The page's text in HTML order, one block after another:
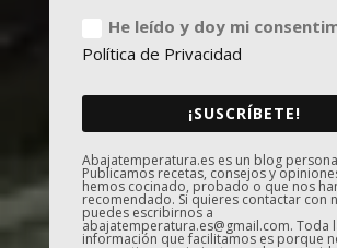
He leído y doy mi
Política de Privacidad
¡SUSCRÍBETE!
Abajatemperatura.es es un blog
Publicamos recetas, consejos y
hemos cocinado, probado o que nos
recomendado. Si quieres contactar con
puedes escribirnos a
abajatemperatura.es@gmail.com. Toda
información que facilitamos es porque